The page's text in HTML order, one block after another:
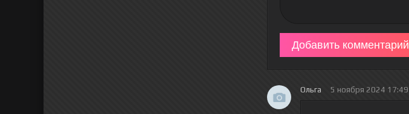
Добавить комментарий
Ольга 5 ноября 2024 17:49